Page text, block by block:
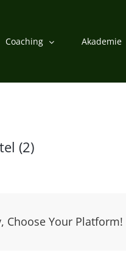
Coaching Akademie
(2)
Choose Your Platform!